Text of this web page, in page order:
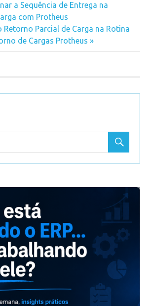
a Sequência de Entrega na
com Protheus
Retorno Parcial de Carga na Rotina
de Cargas Protheus